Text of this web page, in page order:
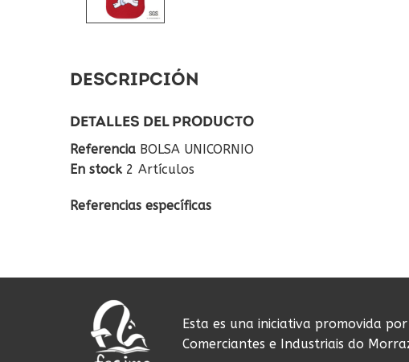
DESCRIPCIÓN
DETALLES DEL PRODUCTO
Referencia BOLSA UNICORNIO
En stock 2 Artículos
Referencias específicas
Esta es una iniciativa promovida
Comerciantes e Industriais do